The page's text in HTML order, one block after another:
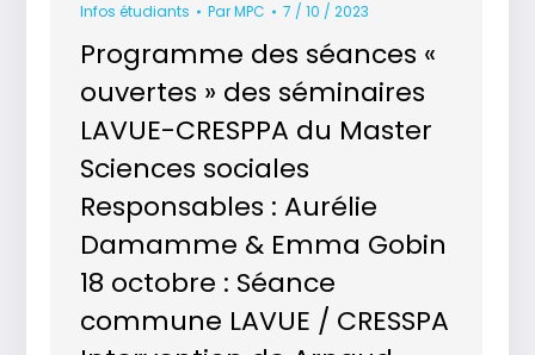
Infos étudiants ParMPC 7 / 10 / 2023
Programme des séances «
ouvertes » des séminaires
LAVUE-CRESPPA du Master
Sciences sociales
Responsables : Aurélie
Damamme & Emma Gobin
18 octobre : Séance
commune LAVUE / CRESSPA